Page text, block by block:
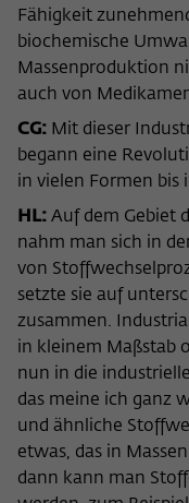
Fähigkeit
biochemische
Massenproduktion
auch von
CG: Mit dieser
begann eine
in vielen Formen bis
HL: Auf dem Gebiet
nahm man sich in
von
setzte sie auf
zusammen.
in kleinem Maßstab
nun in die
das meine ich ganz
und ähnliche
etwas, das in
dann kann man